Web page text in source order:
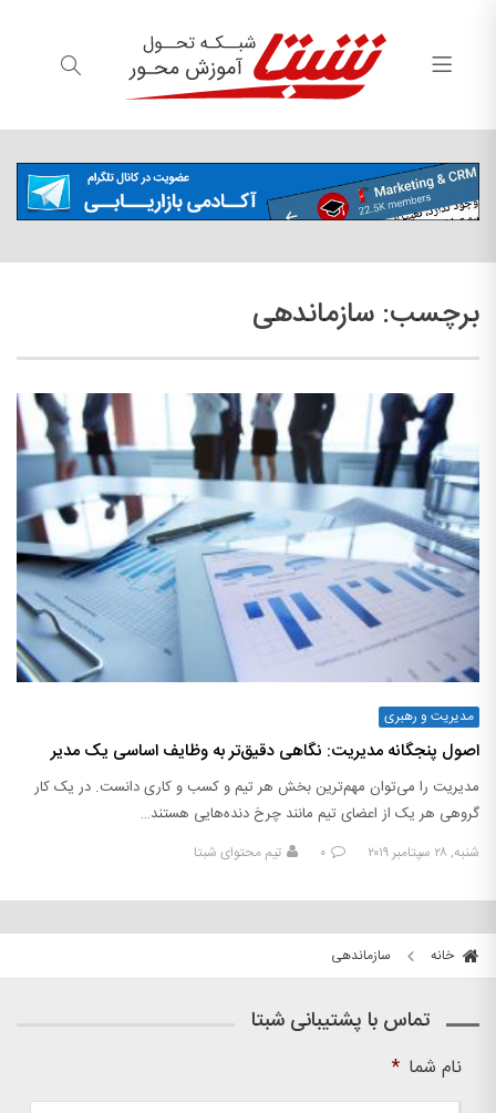
برچسب: سازماندهی
مدیریت و رهبری
اصول پنجگانه مدیریت: نگاهی دقیق‌تر به وظایف اساسی یک مدیر
مدیریت را می‌توان مهم‌ترین بخش هر تیم و کسب و کاری دانست. در یک کار
گروهی هر یک از اعضای تیم مانند چرخ دنده‌هایی هستند…
شنبه, ۲۸ سپتامبر ۲۰۱۹ ۰ تیم محتوای شبتا
خانه سازماندهی
تماس با پشتیبانی شبتا
نام شما *